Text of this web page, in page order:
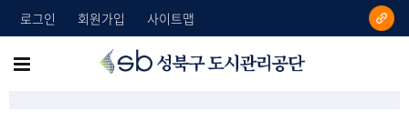
로그인 회원가입 사이트맵
메